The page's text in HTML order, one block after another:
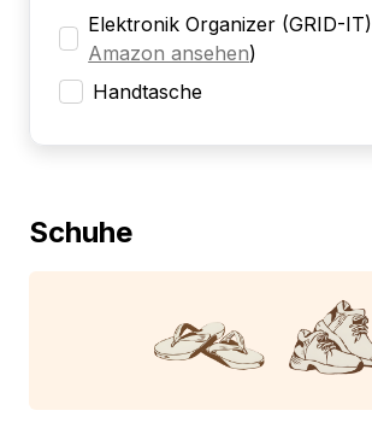
Elektronik Organizer (GRID-IT)
Amazon ansehen)
Handtasche
Schuhe